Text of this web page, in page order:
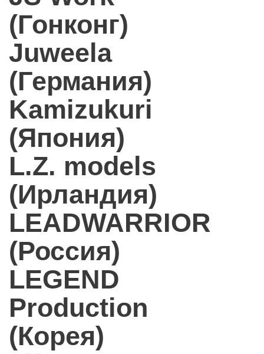
(Гонконг)
Juweela
(Германия)
Kamizukuri
(Япония)
L.Z. models
(Ирландия)
LEADWARRIOR
(Россия)
LEGEND
Production
(Корея)